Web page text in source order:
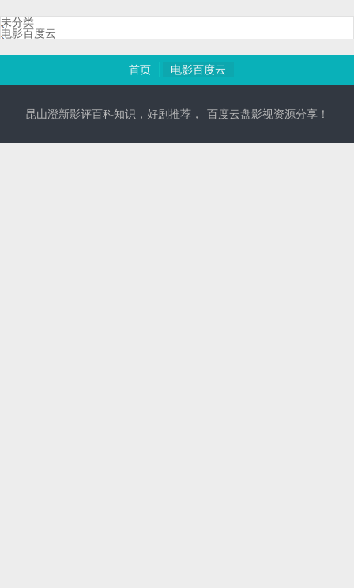
未分类
电影百度云
首页 电影百度云
昆山澄新影评百科知识，好剧推荐，_百度云盘影视资源分享！